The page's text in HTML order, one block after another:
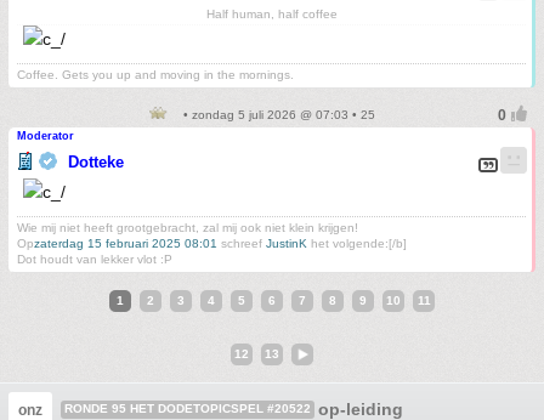
Half human, half coffee
Coffee. Gets you up and moving in the mornings.
• zondag 5 juli 2026 @ 07:03 • 25
Moderator
Dotteke
Wie mij niet heeft grootgebracht, zal mij ook niet klein krijgen!
Opzaterdag 15 februari 2025 08:01 schreef JustinK het volgende:[/b]
Dot houdt van lekker vlot :P
1 2 3 4 5 6 7 8 9 10 11
12 13
onz RONDE 95 HET DODETOPICSPEL #20522 op-leiding